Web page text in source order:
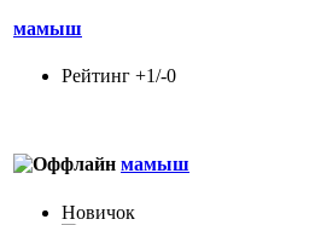
мамыш
Рейтинг +1/-0
мамыш
Новичок